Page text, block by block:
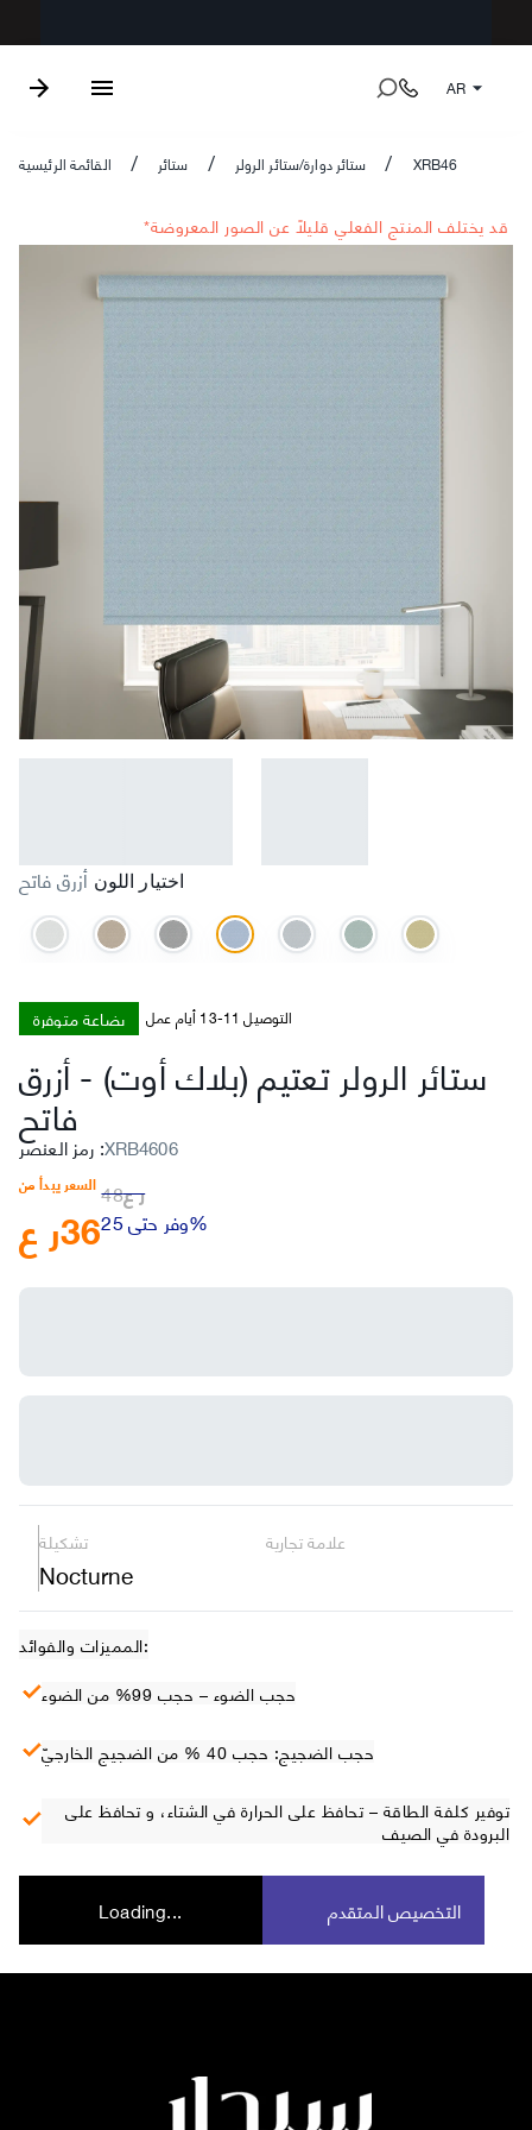
AR
القائمة الرئيسية / ستائر / ستائر دوارة/ستائر الرولر / XRB46
*قد يختلف المنتج الفعلي قليلاً عن الصور المعروضة
اختيار اللون أزرق فاتح
بضاعة متوفرة التوصيل 11-13 أيام عمل
ستائر الرولر تعتيم (بلاك أوت) -أزرق
فاتح
:XRB4606
السعر يبدأ من
ر ع36
ر ع48
وفر حتى 25%
تشكيلة
Nocturne
علامة تجارية
المميزات والفوائد:
حجب الضوء – حجب 99% من الضوء
حجب الضجيج: حجب 40 % من الضجيج الخارجيّ
توفير كلفة الطاقة – تحافظ على الحرارة في الشتاء، و تحافظ على
البرودة في الصيف
Loading... التخصيص المتقدم